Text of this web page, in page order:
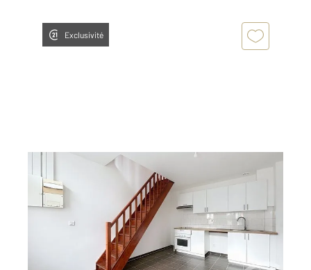
Exclusivité
DEUIL LA BARRE 95
39,85 m
Ref : 11802
Appartement F3 à vendre
175 000 €
Visiter le site dédié